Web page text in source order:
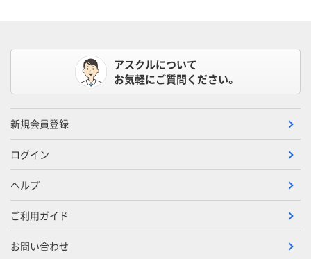
アスクルについて
お気軽にご質問ください。
新規会員登録
ログイン
ヘルプ
ご利用ガイド
お問い合わせ